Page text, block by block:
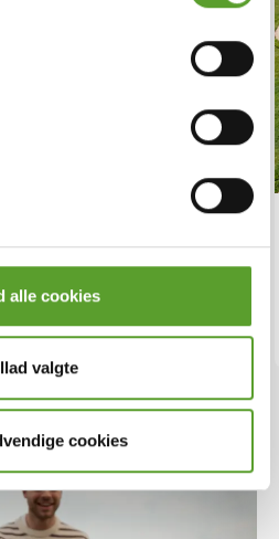
alle cookies
valgte
cookies
tæt på ruten og planlæg din
Øhav.